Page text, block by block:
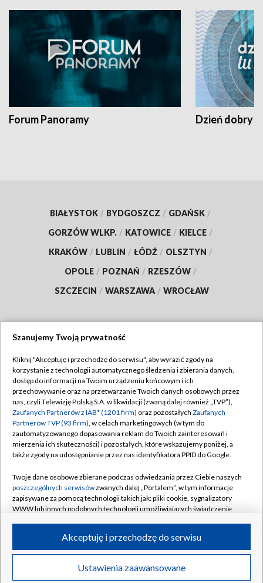
Forum Panoramy Dzień dobry
BIAŁYSTOK / BYDGOSZCZ / GDAŃSK /
GORZÓW WLKP. / KATOWICE / KIELCE /
KRAKÓW / LUBLIN / ŁÓDŹ / OLSZTYN /
OPOLE / POZNAŃ / RZESZÓW /
SZCZECIN / WARSZAWA / WROCŁAW
TVP
Abonament TVP
Emisja w TVP
Centrum informacji TVP
Naziemna Telewizja Cyfrowa
Rada Programowa
System NOS
Informacje o nadawcy
Program dla prasy
Ogłoszenie przetargowe
Regulamin TVP
Polityka prywatności
Moje zgody
Pomoc
Kontakt
Kanały
©2026 Telewizja Polska S.A. w likwidacji
Szanujemy Twoją prywatność
Kliknij "Akceptuję i przechodzę do serwisu", aby wyrazić zgody na
korzystanie z technologii automatycznego śledzenia i zbierania danych,
dostęp do informacji na Twoim urządzeniu końcowym i ich
przechowywanie oraz na przetwarzanie Twoich danych osobowych przez
nas, czyli Telewizję Polską S.A. w likwidacji (zwaną dalej również „TVP”),
Zaufanych Partnerów z IAB* (1201 firm) oraz pozostałych Zaufanych
Partnerów TVP (93 firm), w celach marketingowych (w tym do
zautomatyzowanego dopasowania reklam do Twoich zainteresowań i
mierzenia ich skuteczności) i pozostałych, które wskazujemy poniżej, a
także zgody na udostępnianie przez nas identyfikatora PPID do Google.
Twoje dane osobowe zbierane podczas odwiedzania przez Ciebie naszych
poszczególnych serwisówzwanych dalej „Portalem”, w tym informacje
zapisywane za pomocą technologii takich jak: pliki cookie, sygnalizatory
WWW lub innych podobnych technologii umożliwiających świadczenie
ruchu w Internecie.
Twoje dane osobowe zbierane podczas odwiedzania przez Ciebie
poszczególnych serwisówna Portalu, takie jak adresy IP, identyfikatory
Ustawienia zaawansowane
Akceptuję i przechodzę do serwisu